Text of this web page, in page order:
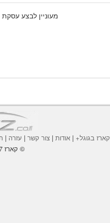
מעוניין לבצע
קארז בגוגל+ | אודות | צור קשר | עזרה |
© קארז 2010-2017